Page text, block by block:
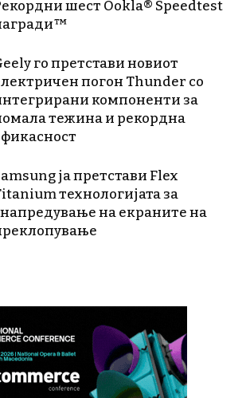
шест Ookla® Speedtest
го претстави новиот
погон Thunder со
компоненти за
тежина и рекордна
ја претстави Flex
технологијата за
на екраните на